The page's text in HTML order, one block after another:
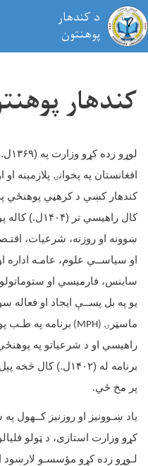
د کندهار
پوهنتون
كندهار
لوړو زده کړو وزارت په (۱۳۶۹
افغانستان په پخوانۍ
کندهار کښي د كرهڼي پوهنځي
کال راهيسي تر (۱۴۰۴ل.) کاله
ښوونه او روزنه، شرعيات،
او سياســي علوم، عامـه اداره
ساينس، فارميسي او
يو په بل پســې ايجاد او فعاله
ماسټرۍ (MPH) برنامه په طـب
راهيسي او د شرعیاتو په
برنامه له (۱۴۰۲ل.) کال څخه
پر مخ ځي.
یاد ښـوونيز او روزنيز کــهول
کړو وزارت استازی، د ټولو
لـوړو زده کړو مؤسسـو لارښود